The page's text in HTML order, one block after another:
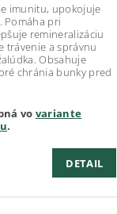
imunitu, upokojuje
Pomáha pri
remineralizáciu
trávenie a správnu
Obsahuje
chránia bunky pred
vo variante
.
DETAIL